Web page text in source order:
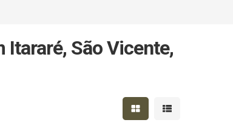
Itararé, São Vicente,
Mostrar resultados em
Mostrar